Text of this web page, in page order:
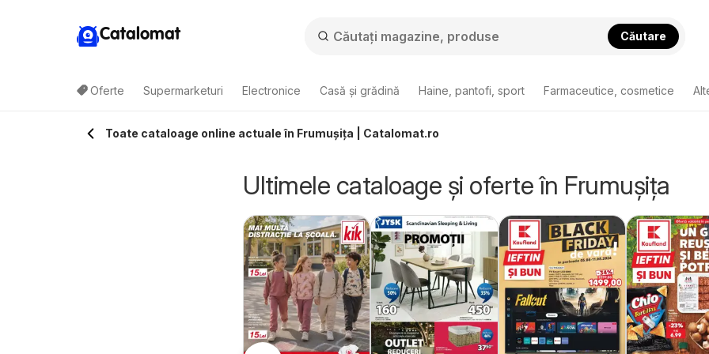
Catalomat Căutare
Oferte Supermarketuri Electronice Casă și grădină Haine, pantofi, sport Farmaceutice, cosmetice
Toate cataloage online actuale în Frumuşiţa | Catalomat.ro
Ultimele cataloage și oferte în Frumuşiţa